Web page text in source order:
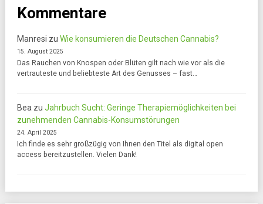
Kommentare
Manresi zu Wie konsumieren die Deutschen Cannabis?
15. August 2025
Das Rauchen von Knospen oder Blüten gilt nach wie vor als die
vertrauteste und beliebteste Art des Genusses – fast…
Bea zu Jahrbuch Sucht: Geringe Therapiemöglichkeiten bei
zunehmenden Cannabis-Konsumstörungen
24. April 2025
Ich finde es sehr großzügig von Ihnen den Titel als digital open
access bereitzustellen. Vielen Dank!